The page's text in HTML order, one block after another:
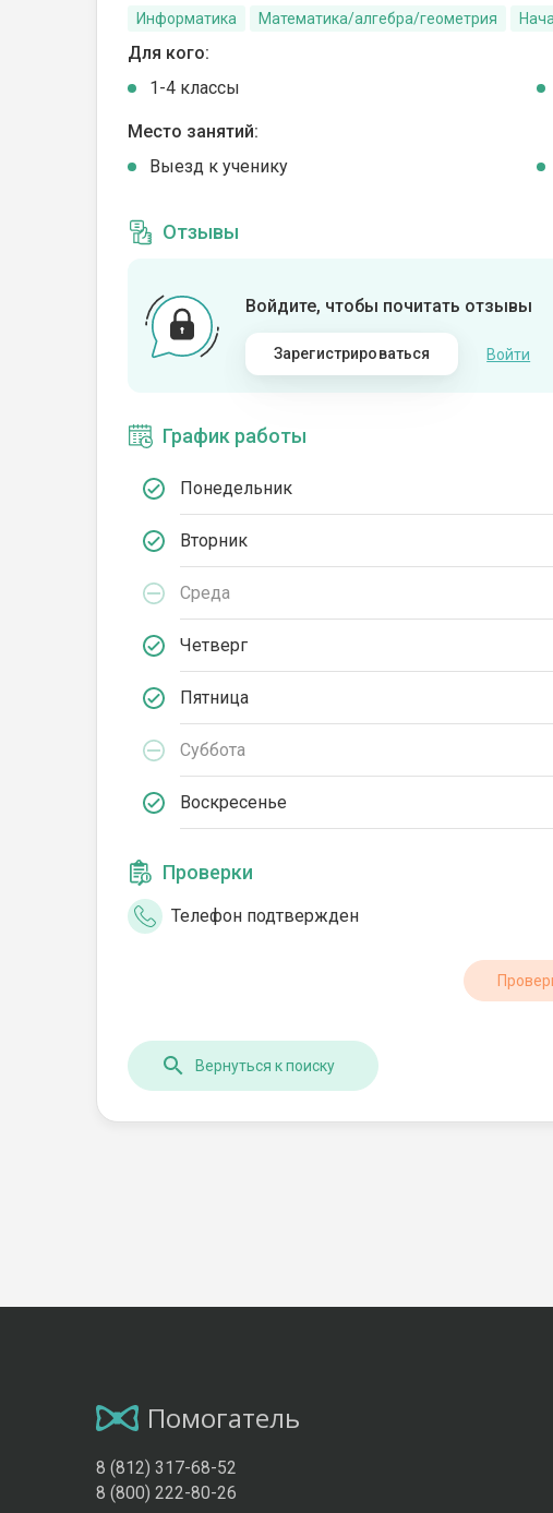
Информатика Математика/алгебра/геометрия
Для кого:
1-4 классы
Место занятий:
Выезд к ученику
Отзывы
Войдите, чтобы почитать отзывы
Зарегистрироваться Войти
График работы
Понедельник
Вторник
Среда
Четверг
Пятница
Суббота
Воскресенье
Проверки
Телефон подтвержден
Вернуться к поиску
Помогатель
8 (812) 317-68-52
8 (800) 222-80-26